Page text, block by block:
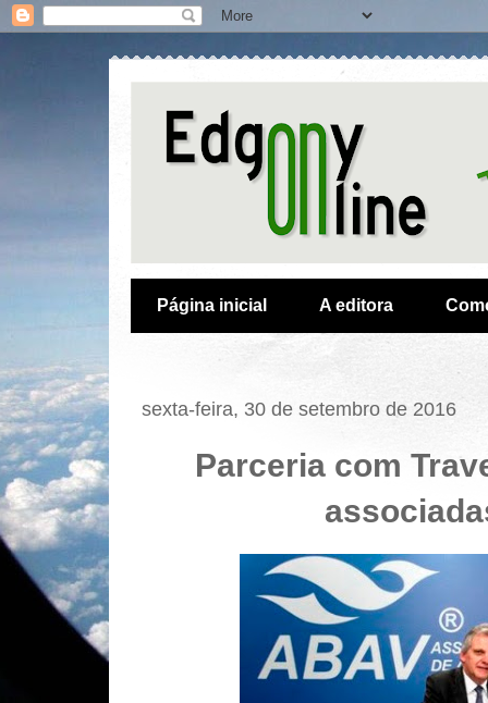
Página inicial A editora
sexta-feira, 30 de setembro de 2016
Parceria com